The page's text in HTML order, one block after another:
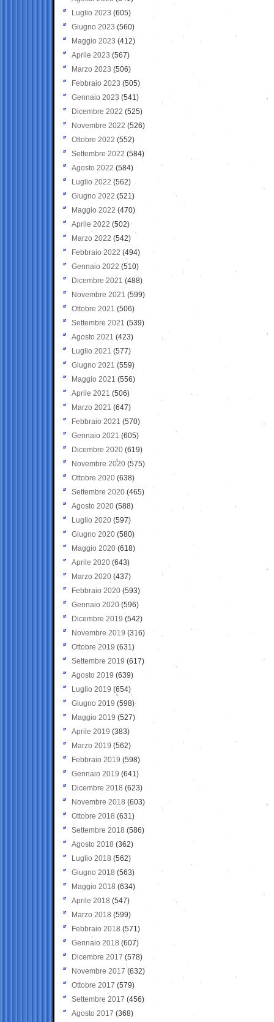
Luglio 2023 (605)
Giugno 2023 (560)
Maggio 2023 (412)
Aprile 2023 (567)
Marzo 2023 (506)
Febbraio 2023 (505)
Gennaio 2023 (541)
Dicembre 2022 (525)
Novembre 2022 (526)
Ottobre 2022 (552)
Settembre 2022 (584)
Agosto 2022 (584)
Luglio 2022 (562)
Giugno 2022 (521)
Maggio 2022 (470)
Aprile 2022 (502)
Marzo 2022 (542)
Febbraio 2022 (494)
Gennaio 2022 (510)
Dicembre 2021 (488)
Novembre 2021 (599)
Ottobre 2021 (506)
Settembre 2021 (539)
Agosto 2021 (423)
Luglio 2021 (577)
Giugno 2021(559)
Maggio 2021 (556)
Aprile 2021 (506)
Marzo 2021 (647)
Febbraio 2021 (570)
Gennaio 2021 (605)
Dicembre 2020 (619)
Novembre 2020 (575)
Ottobre 2020 (638)
Settembre 2020(465)
Agosto 2020 (588)
Luglio 2020 (597)
Giugno 2020 (580)
Maggio 2020 (618)
Aprile 2020 (643)
Marzo 2020 (437)
Febbraio 2020 (593)
Gennaio 2020 (596)
Dicembre 2019 (542)
Novembre 2019 (316)
Ottobre 2019 (631)
Settembre 2019 (617)
Agosto 2019 (639)
Luglio 2019 (654)
Giugno 2019 (598)
Maggio 2019 (527)
Aprile 2019 (383)
Marzo 2019 (562)
Febbraio 2019 (598)
Gennaio 2019 (641)
Dicembre 2018 (623)
Novembre 2018 (603)
Ottobre 2018 (631)
Settembre 2018 (586)
Agosto 2018 (362)
Luglio 2018 (562)
Giugno 2018 (563)
Maggio 2018 (634)
Aprile 2018 (547)
Marzo 2018 (599)
Febbraio 2018 (571)
Gennaio 2018 (607)
Dicembre 2017 (578)
Novembre 2017 (632)
Ottobre 2017 (579)
Settembre 2017 (456)
Agosto 2017 (368)